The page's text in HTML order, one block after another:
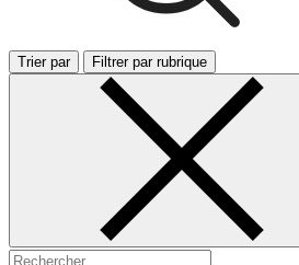
Trier par Filtrer par rubrique